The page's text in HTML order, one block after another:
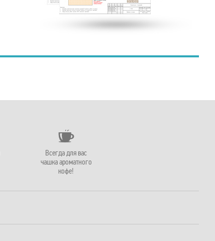
Всегда для вас
чашка ароматного
кофе!